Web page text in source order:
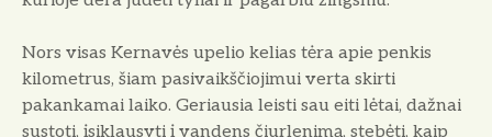
Nors visas Kernavės upelio kelias tėra apie penkis
kilometrus, šiam pasivaikščiojimui verta skirti
pakankamai laiko. Geriausia leisti sau eiti lėtai, dažnai
sustoti, įsiklausyti į vandens čiurlenimą, stebėti, kaip